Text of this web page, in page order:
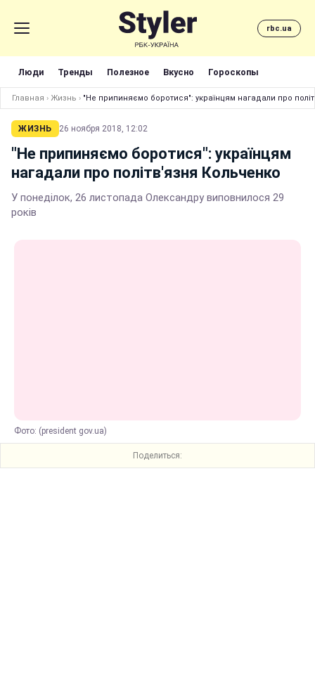
rbc.ua
Люди Тренды Полезное Вкусно Гороскопы
Главная › Жизнь › "Не припиняємо боротися": українцям нагадали про
ЖИЗНЬ 26 ноября 2018, 12:02
"Не припиняємо боротися": українцям
нагадали про політв'язня Кольченко
У понеділок, 26 листопада Олександру виповнилося 29
років
Фото: (president gov.ua)
Поделиться: